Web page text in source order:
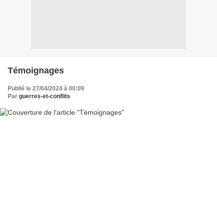
Témoignages
Publié le 27/04/2024 à 00:09
Par guerres-et-conflits